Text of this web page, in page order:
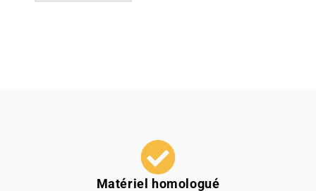
Matériel homologué